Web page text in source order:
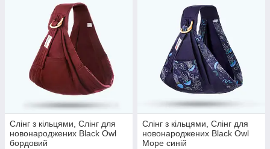
Слінг з кільцями, Слінг для
новонароджених Black Owl
бордовий
Слінг з кільцями, Слінг для
новонароджених Black Owl
Море синій